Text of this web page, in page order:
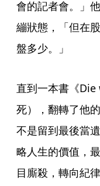
會的記者會。」
繃狀態，「但在
盤多少。」
直到一本書《Die
死），翻轉了他
不是留到最後當
略人生的價值，
目廝殺，轉向紀